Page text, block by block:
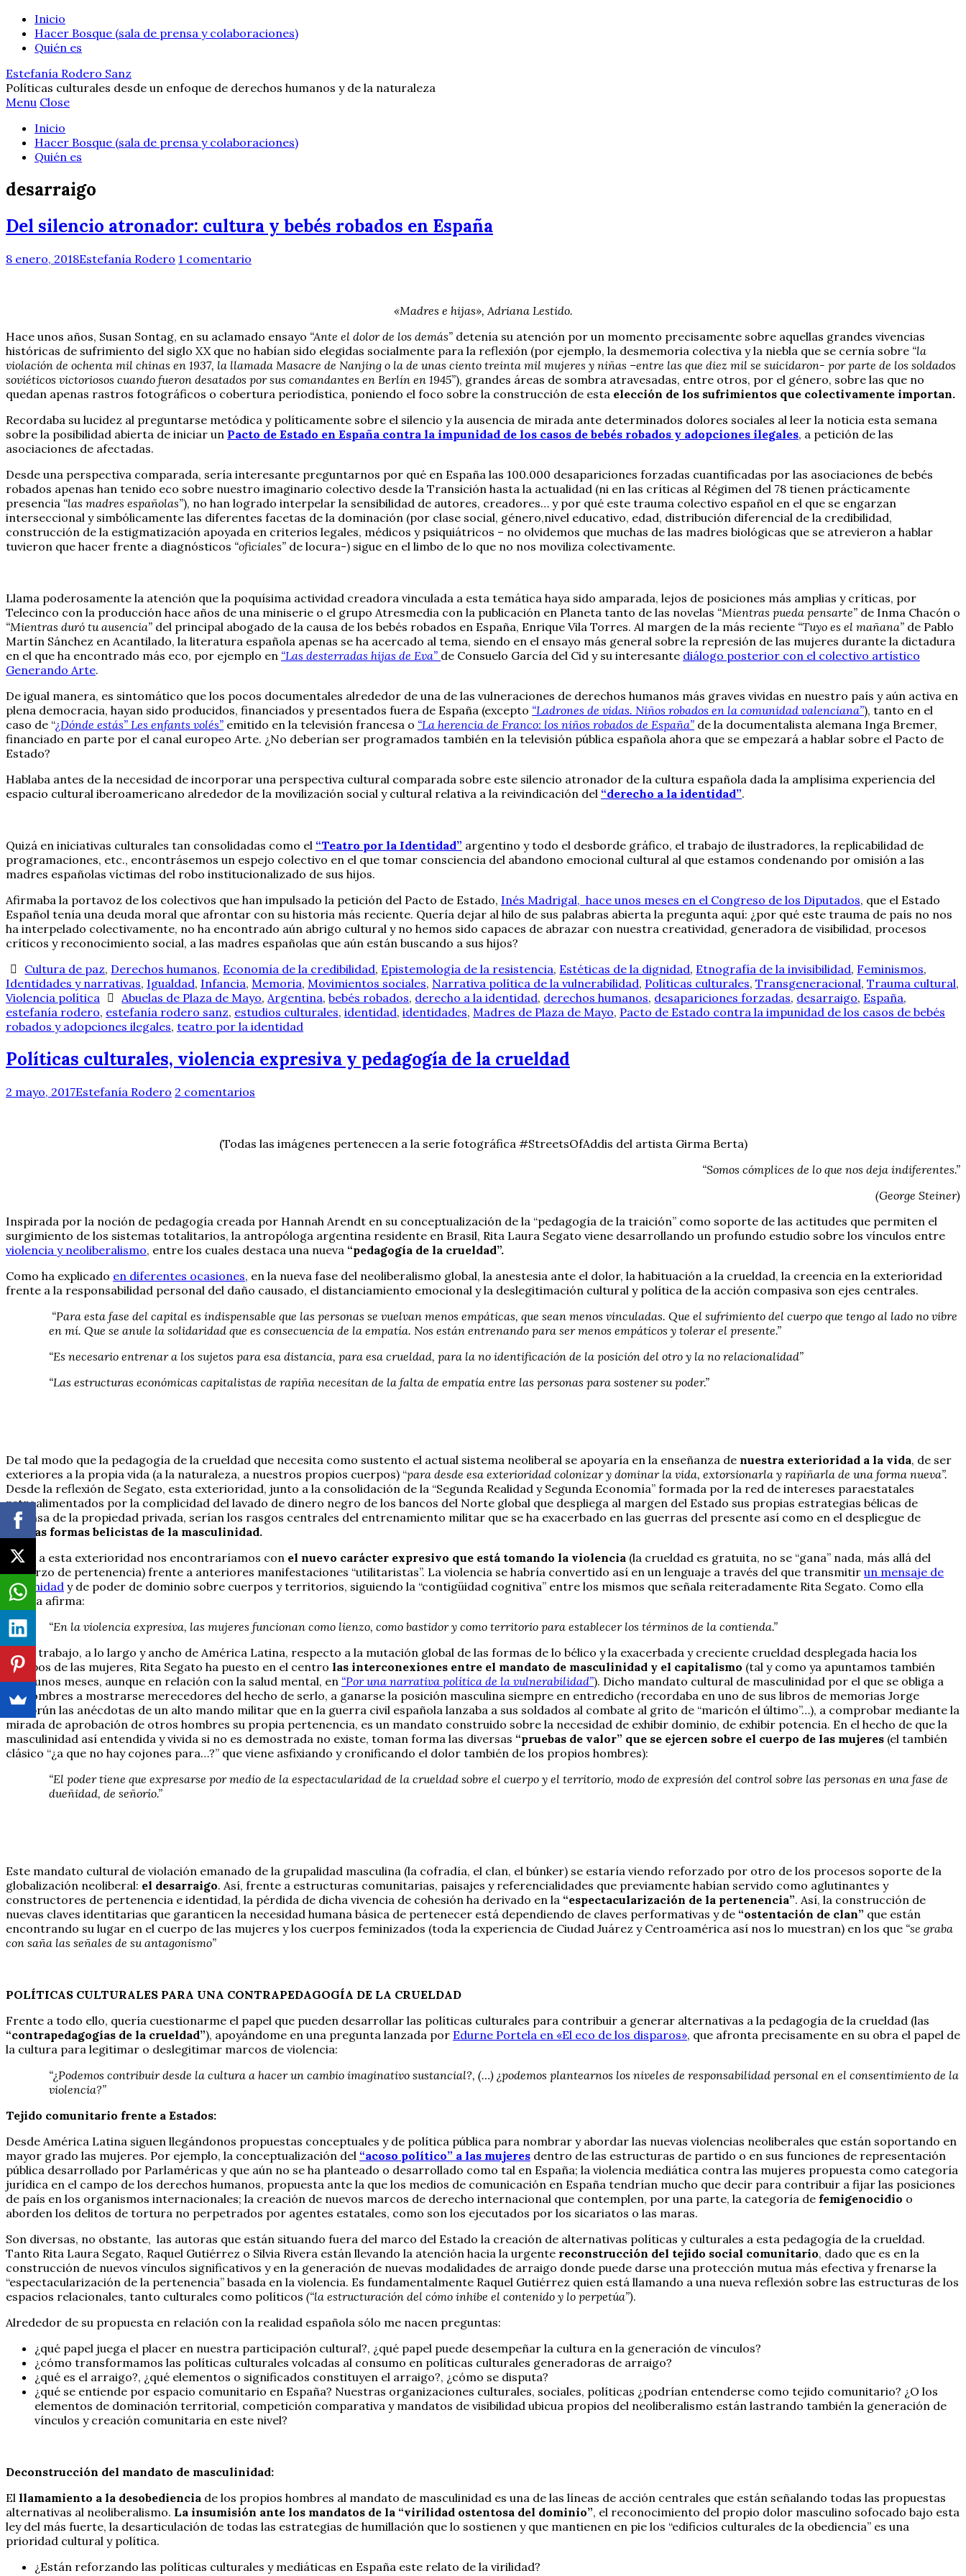
Inicio
Hacer Bosque (sala de prensa y colaboraciones)
Quién es
Estefanía Rodero Sanz
Políticas culturales desde un enfoque de derechos humanos y de la naturaleza
Menu Close
Inicio
Hacer Bosque (sala de prensa y colaboraciones)
Quién es
desarraigo
Del silencio atronador: cultura y bebés robados en España
8 enero, 2018Estefanía Rodero 1 comentario
«Madres e hijas», Adriana Lestido.
Hace unos años, Susan Sontag, en su aclamado ensayo “Ante el dolor de los demás” detenía su atención por un momento precisamente sobre aquellas grandes vivencias
históricas de sufrimiento del siglo XX que no habían sido elegidas socialmente para la reflexión (por ejemplo, la desmemoria colectiva y la niebla que se cernía sobre “la
violación de ochenta mil chinas en 1937, la llamada Masacre de Nanjing o la de unas ciento treinta mil mujeres y niñas –entre las que diez mil se suicidaron- por parte de los soldados
soviéticos victoriosos cuando fueron desatados por sus comandantes en Berlín en 1945”), grandes áreas de sombra atravesadas, entre otros, por el género, sobre las que no
quedan apenas rastros fotográficos o cobertura periodística, poniendo el foco sobre la construcción de esta elección de los sufrimientos que colectivamente importan.
Recordaba su lucidez al preguntarse metódica y políticamente sobre el silencio y la ausencia de mirada ante determinados dolores sociales al leer la noticia esta semana
sobre la posibilidad abierta de iniciar un Pacto de Estado en España contra la impunidad de los casos de bebés robados y adopciones ilegales, a petición de las
asociaciones de afectadas.
Desde una perspectiva comparada, sería interesante preguntarnos por qué en España las 100.000 desapariciones forzadas cuantificadas por las asociaciones de bebés
robados apenas han tenido eco sobre nuestro imaginario colectivo desde la Transición hasta la actualidad (ni en las críticas al Régimen del 78 tienen prácticamente
presencia “las madres españolas”), no han logrado interpelar la sensibilidad de autores, creadores… y por qué este trauma colectivo español en el que se engarzan
interseccional y simbólicamente las diferentes facetas de la dominación (por clase social, género,nivel educativo, edad, distribución diferencial de la credibilidad,
construcción de la estigmatización apoyada en criterios legales, médicos y psiquiátricos – no olvidemos que muchas de las madres biológicas que se atrevieron a hablar
tuvieron que hacer frente a diagnósticos “oficiales” de locura-) sigue en el limbo de lo que no nos moviliza colectivamente.
Llama poderosamente la atención que la poquísima actividad creadora vinculada a esta temática haya sido amparada, lejos de posiciones más amplias y críticas, por
Telecinco con la producción hace años de una miniserie o el grupo Atresmedia con la publicación en Planeta tanto de las novelas “Mientras pueda pensarte” de Inma Chacón o
“Mientras duró tu ausencia” del principal abogado de la causa de los bebés robados en España, Enrique Vila Torres. Al margen de la más reciente “Tuyo es el mañana” de Pablo
Martín Sánchez en Acantilado, la literatura española apenas se ha acercado al tema, siendo en el ensayo más general sobre la represión de las mujeres durante la dictadura
en el que ha encontrado más eco, por ejemplo en “Las desterradas hijas de Eva” de Consuelo García del Cid y su interesante diálogo posterior con el colectivo artístico
Generando Arte.
De igual manera, es sintomático que los pocos documentales alrededor de una de las vulneraciones de derechos humanos más graves vividas en nuestro país y aún activa en
plena democracia, hayan sido producidos, financiados y presentados fuera de España (excepto “Ladrones de vidas. Niños robados en la comunidad valenciana”), tanto en el
caso de “¿Dónde estás” Les enfants volés” emitido en la televisión francesa o “La herencia de Franco: los niños robados de España” de la documentalista alemana Inga Bremer,
financiado en parte por el canal europeo Arte. ¿No deberían ser programados también en la televisión pública española ahora que se empezará a hablar sobre el Pacto de
Estado?
Hablaba antes de la necesidad de incorporar una perspectiva cultural comparada sobre este silencio atronador de la cultura española dada la amplísima experiencia del
espacio cultural iberoamericano alrededor de la movilización social y cultural relativa a la reivindicación del “derecho a la identidad”.
Quizá en iniciativas culturales tan consolidadas como el “Teatro por la Identidad” argentino y todo el desborde gráfico, el trabajo de ilustradores, la replicabilidad de
programaciones, etc., encontrásemos un espejo colectivo en el que tomar consciencia del abandono emocional cultural al que estamos condenando por omisión a las
madres españolas víctimas del robo institucionalizado de sus hijos.
Afirmaba la portavoz de los colectivos que han impulsado la petición del Pacto de Estado, Inés Madrigal, hace unos meses en el Congreso de los Diputados, que el Estado
Español tenía una deuda moral que afrontar con su historia más reciente. Quería dejar al hilo de sus palabras abierta la pregunta aquí: ¿por qué este trauma de país no nos
ha interpelado colectivamente, no ha encontrado aún abrigo cultural y no hemos sido capaces de abrazar con nuestra creatividad, generadora de visibilidad, procesos
críticos y reconocimiento social, a las madres españolas que aún están buscando a sus hijos?
Cultura de paz, Derechos humanos, Economía de la credibilidad, Epistemología de la resistencia, Estéticas de la dignidad, Etnografía de la invisibilidad, Feminismos,
Identidades y narrativas, Igualdad, Infancia, Memoria, Movimientos sociales, Narrativa política de la vulnerabilidad, Políticas culturales, Transgeneracional, Trauma cultural,
Violencia política
Abuelas de Plaza de Mayo, Argentina,bebés robados, derecho a la identidad, derechos humanos, desapariciones forzadas, desarraigo, España,
estefanía rodero, estefanía rodero sanz, estudios culturales, identidad, identidades, Madres de Plaza de Mayo, Pacto de Estado contra la impunidad de los casos de bebés
robados y adopciones ilegales, teatro por la identidad
Políticas culturales, violencia expresiva y pedagogía de la crueldad
2 mayo, 2017Estefanía Rodero 2 comentarios
(Todas las imágenes pertenecen a la serie fotográfica #StreetsOfAddis del artista Girma Berta)
“Somos cómplices de lo que nos deja indiferentes.”
(George Steiner)
Inspirada por la noción de pedagogía creada por Hannah Arendt en su conceptualización de la “pedagogía de la traición” como soporte de las actitudes que permiten el
surgimiento de los sistemas totalitarios, la antropóloga argentina residente en Brasil, Rita Laura Segato viene desarrollando un profundo estudio sobre los vínculos entre
violencia y neoliberalismo, entre los cuales destaca una nueva “pedagogía de la crueldad”.
Como ha explicado en diferentes ocasiones, en la nueva fase del neoliberalismo global, la anestesia ante el dolor, la habituación a la crueldad, la creencia en la exterioridad
frente a la responsabilidad personal del daño causado, el distanciamiento emocional y la deslegitimación cultural y política de la acción compasiva son ejes centrales.
“Para esta fase del capital es indispensable que las personas se vuelvan menos empáticas, que sean menos vinculadas. Que el sufrimiento del cuerpo que tengo al lado no vibre
en mí. Que se anule la solidaridad que es consecuencia de la empatía. Nos están entrenando para ser menos empáticos y tolerar el presente.”
“Es necesario entrenar a los sujetos para esa distancia, para esa crueldad, para la no identificación de la posición del otro y la no relacionalidad”
“Las estructuras económicas capitalistas de rapiña necesitan de la falta de empatía entre las personas para sostener su poder.”
De tal modo que la pedagogía de la crueldad que necesita como sustento el actual sistema neoliberal se apoyaría en la enseñanza de nuestra exterioridad a la vida, de ser
exteriores a la propia vida (a la naturaleza, a nuestros propios cuerpos) “para desde esa exterioridad colonizar y dominar la vida, extorsionarla y rapiñarla de una forma nueva”.
Desde la reflexión de Segato, esta exterioridad, junto a la consolidación de la “Segunda Realidad y Segunda Economía” formada por la red de intereses paraestatales
retroalimentados por la complicidad del lavado de dinero negro de los bancos del Norte global que despliega al margen del Estado sus propias estrategias bélicas de
defensa de la propiedad privada, serían los rasgos centrales del entrenamiento militar que se ha exacerbado en las guerras del presente así como en el despliegue de
nuevas formas belicistas de la masculinidad.
Junto a esta exterioridad nos encontraríamos con el nuevo carácter expresivo que está tomando la violencia (la crueldad es gratuita, no se “gana” nada, más allá del
refuerzo de pertenencia) frente a anteriores manifestaciones “utilitaristas”. La violencia se habría convertido así en un lenguaje a través del que transmitir un mensaje de
impunidad y de poder de dominio sobre cuerpos y territorios, siguiendo la “contigüidad cognitiva” entre los mismos que señala reiteradamente Rita Segato. Como ella
misma afirma:
“En la violencia expresiva, las mujeres funcionan como lienzo, como bastidor y como territorio para establecer los términos de la contienda.”
En su trabajo, a lo largo y ancho de América Latina, respecto a la mutación global de las formas de lo bélico y la exacerbada y creciente crueldad desplegada hacia los
cuerpos de las mujeres, Rita Segato ha puesto en el centro las interconexiones entre el mandato de masculinidad y el capitalismo (tal y como ya apuntamos también
hace unos meses, aunque en relación con la salud mental, en “Por una narrativa política de la vulnerabilidad”). Dicho mandato cultural de masculinidad por el que se obliga a
los hombres a mostrarse merecedores del hecho de serlo, a ganarse la posición masculina siempre en entredicho (recordaba en uno de sus libros de memorias Jorge
Semprún las anécdotas de un alto mando militar que en la guerra civil española lanzaba a sus soldados al combate al grito de “maricón el último”…), a comprobar mediante la
mirada de aprobación de otros hombres su propia pertenencia, es un mandato construido sobre la necesidad de exhibir dominio, de exhibir potencia. En el hecho de que la
masculinidad así entendida y vivida si no es demostrada no existe, toman forma las diversas “pruebas de valor” que se ejercen sobre el cuerpo de las mujeres (el también
clásico “¿a que no hay cojones para…?” que viene asfixiando y cronificando el dolor también de los propios hombres):
“El poder tiene que expresarse por medio de la espectacularidad de la crueldad sobre el cuerpo y el territorio, modo de expresión del control sobre las personas en una fase de
dueñidad, de señorío.”
Este mandato cultural de violación emanado de la grupalidad masculina (la cofradía, el clan, el búnker) se estaría viendo reforzado por otro de los procesos soporte de la
globalización neoliberal: el desarraigo. Así, frente a estructuras comunitarias, paisajes y referencialidades que previamente habían servido como aglutinantes y
constructores de pertenencia e identidad, la pérdida de dicha vivencia de cohesión ha derivado en la “espectacularización de la pertenencia”. Así, la construcción de
nuevas claves identitarias que garanticen la necesidad humana básica de pertenecer está dependiendo de claves performativas y de “ostentación de clan” que están
encontrando su lugar en el cuerpo de las mujeres y los cuerpos feminizados (toda la experiencia de Ciudad Juárez y Centroamérica así nos lo muestran) en los que “se graba
con saña las señales de su antagonismo”
POLÍTICAS CULTURALES PARA UNA CONTRAPEDAGOGÍA DE LA CRUELDAD
Frente a todo ello, quería cuestionarme el papel que pueden desarrollar las políticas culturales para contribuir a generar alternativas a la pedagogía de la crueldad (las
“contrapedagogías de la crueldad”), apoyándome en una pregunta lanzada por Edurne Portela en «El eco de los disparos», que afronta precisamente en su obra el papel de
la cultura para legitimar o deslegitimar marcos de violencia:
“¿Podemos contribuir desde la cultura a hacer un cambio imaginativo sustancial?, (…) ¿podemos plantearnos los niveles de responsabilidad personal en el consentimiento de la
violencia?”
Tejido comunitario frente a Estados:
Desde América Latina siguen llegándonos propuestas conceptuales y de política pública para nombrar y abordar las nuevas violencias neoliberales que están soportando en
mayor grado las mujeres. Por ejemplo, la conceptualización del “acoso político” a las mujeres dentro de las estructuras de partido o en sus funciones de representación
pública desarrollado por Parlaméricas y que aún no se ha planteado o desarrollado como tal en España; la violencia mediática contra las mujeres propuesta como categoría
jurídica en el campo de los derechos humanos, propuesta ante la que los medios de comunicación en España tendrían mucho que decir para contribuir a fijar las posiciones
de país en los organismos internacionales; la creación de nuevos marcos de derecho internacional que contemplen, por una parte, la categoría de femigenocidio o
aborden los delitos de tortura no perpetrados por agentes estatales, como son los ejecutados por los sicariatos o las maras.
Son diversas, no obstante, las autoras que están situando fuera del marco del Estado la creación de alternativas políticas y culturales a esta pedagogía de la crueldad.
Tanto Rita Laura Segato, Raquel Gutiérrez o Silvia Rivera están llevando la atención hacia la urgente reconstrucción del tejido social comunitario, dado que es en la
construcción de nuevos vínculos significativos y en la generación de nuevas modalidades de arraigo donde puede darse una protección mutua más efectiva y frenarse la
“espectacularización de la pertenencia” basada en la violencia. Es fundamentalmente Raquel Gutiérrez quien está llamando a una nueva reflexión sobre las estructuras de los
espacios relacionales, tanto culturales como políticos (“la estructuración del cómo inhibe el contenido y lo perpetúa”).
Alrededor de su propuesta en relación con la realidad española sólo me nacen preguntas:
¿qué papel juega el placer en nuestra participación cultural?, ¿qué papel puede desempeñar la cultura en la generación de vínculos?
¿cómo transformamos las políticas culturales volcadas al consumo en políticas culturales generadoras de arraigo?
¿qué es el arraigo?, ¿qué elementos o significados constituyen el arraigo?, ¿cómo se disputa?
¿qué se entiende por espacio comunitario en España? Nuestras organizaciones culturales, sociales, políticas ¿podrían entenderse como tejido comunitario? ¿O los
elementos de dominación territorial, competición comparativa y mandatos de visibilidad ubicua propios del neoliberalismo están lastrando también la generación de
vínculos y creación comunitaria en este nivel?
Deconstrucción del mandato de masculinidad:
El llamamiento a la desobediencia de los propios hombres al mandato de masculinidad es una de las líneas de acción centrales que están señalando todas las propuestas
alternativas al neoliberalismo. La insumisión ante los mandatos de la “virilidad ostentosa del dominio”, el reconocimiento del propio dolor masculino sofocado bajo esta
ley del más fuerte, la desarticulación de todas las estrategias de humillación que lo sostienen y que mantienen en pie los “edificios culturales de la obediencia” es una
prioridad cultural y política.
¿Están reforzando las políticas culturales y mediáticas en España este relato de la virilidad?